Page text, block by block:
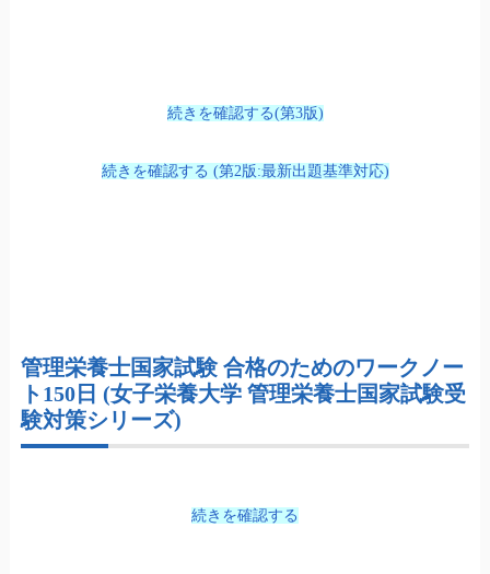
続きを確認する(第3版)
続きを確認する (第2版:最新出題基準対応)
管理栄養士国家試験 合格のためのワークノー
ト150日 (女子栄養大学 管理栄養士国家試験受
験対策シリーズ)
続きを確認する